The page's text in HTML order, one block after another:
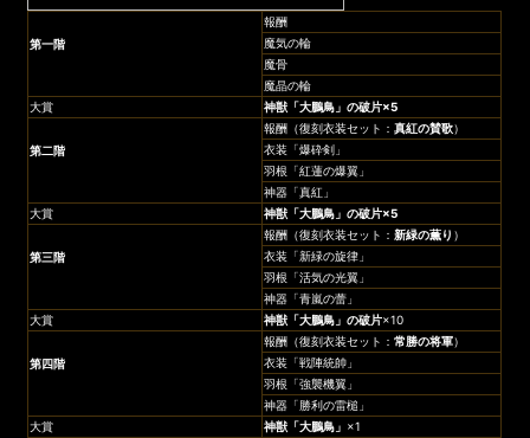
第一階
報酬
魔気の輪
魔骨
魔晶の輪
大賞
神獣「大鵬鳥」の破片×5
第二階
報酬（復刻衣装セット：真紅の賛歌）
衣装「爆砕剣」
羽根「紅蓮の爆翼」
神器「真紅」
大賞
神獣「大鵬鳥」の破片×5
第三階
報酬（復刻衣装セット：新緑の薫り ）
衣装「新緑の旋律」
羽根「活気の光翼」
神器「青嵐の蕾」
大賞
神獣「大鵬鳥」の破片×10
第四階
報酬（復刻衣装セット：常勝の将軍）
衣装「戦陣統帥」
羽根「強襲機翼」
神器「勝利の雷槌」
大賞
神獣「大鵬鳥」 ×1